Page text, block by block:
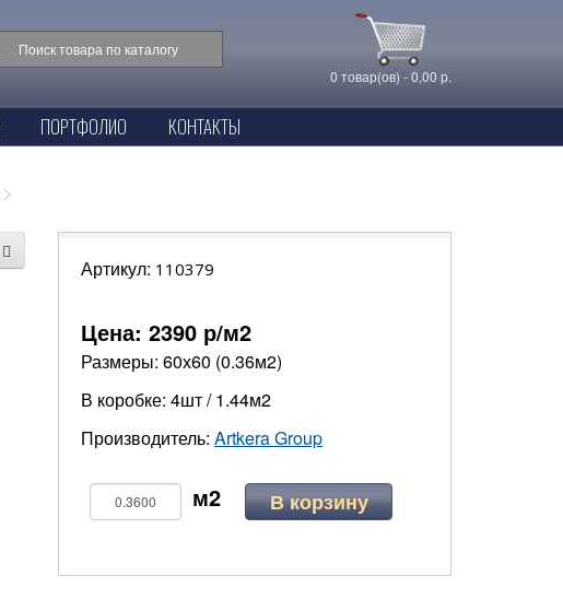
0 товар(ов) - 0,00 р.
ПОРТФОЛИО КОНТАКТЫ
Артикул: 110379
Цена: 2390 р/м2
Размеры: 60х60 (0.36м2)
В коробке: 4шт / 1.44м2
Производитель: Artkera Group
В корзину